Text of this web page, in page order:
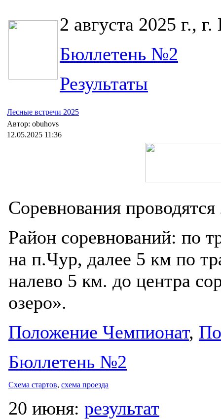
2 августа 2025 г.,
Бюллетень №2
Результаты
Лесные встречи 2025
Автор: obuhovs
12.05.2025 11:36
Соревнования
Район соревнований: по
на п.Чур, далее 5 км по
налево 5 км. до центра
озеро».
Положение Чемпионат,
Бюллетень №2
Схема стартов, схема проезда
20 июня: результат